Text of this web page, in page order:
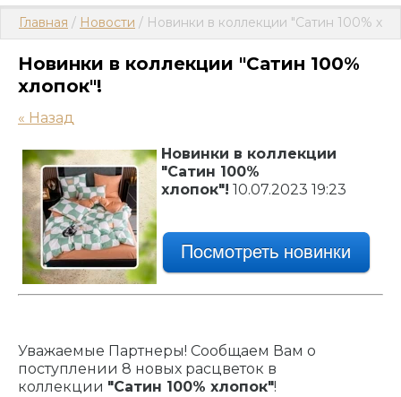
Главная / Новости / Новинки в коллекции "Сатин 100%
Новинки в коллекции "Сатин 100%
хлопок"!
« Назад
Новинки в коллекции
"Сатин 100%
хлопок"! 10.07.2023 19:23
Уважаемые Партнеры! Сообщаем Вам о
поступлении 8 новых расцветок в
коллекции "Сатин 100% хлопок"!